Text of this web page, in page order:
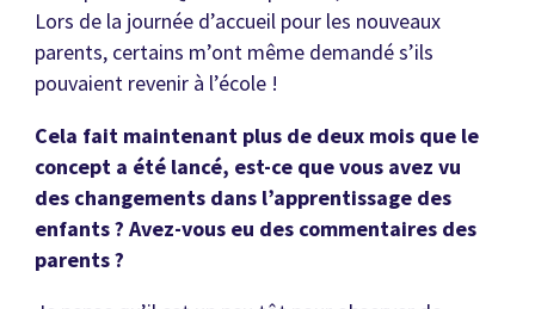
Lors de la journée d’accueil pour les nouveaux
parents, certains m’ont même demandé s’ils
pouvaient revenir à l’école !
Cela fait maintenant plus de deux mois que le
concept a été lancé, est-ce que vous avez vu
des changements dans l’apprentissage des
enfants ? Avez-vous eu des commentaires des
parents ?